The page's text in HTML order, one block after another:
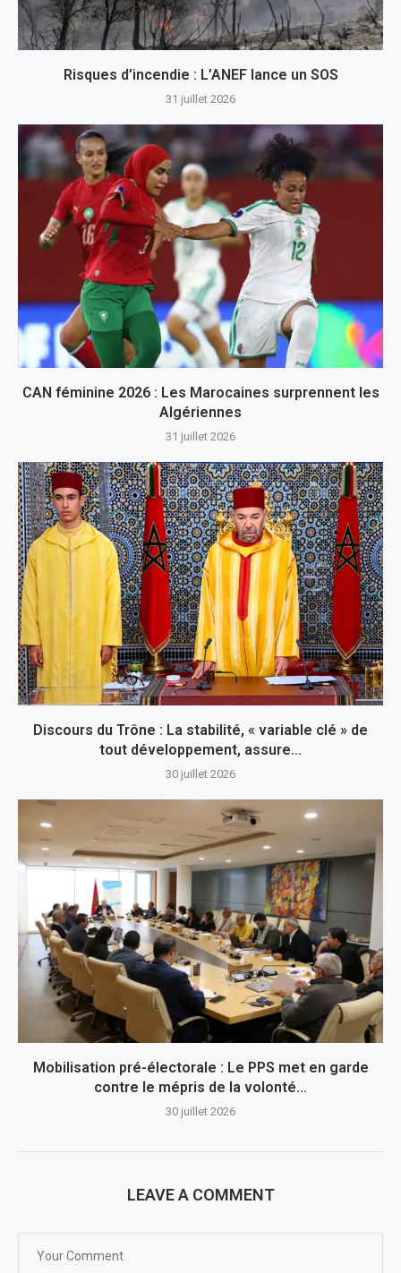
Risques d’incendie : L’ANEF lance un SOS
31 juillet 2026
CAN féminine 2026 : Les Marocaines surprennent les
Algériennes
31 juillet 2026
Discours du Trône : La stabilité, « variable clé » de
tout développement, assure...
30 juillet 2026
Mobilisation pré-électorale : Le PPS met en garde
contre le mépris de la volonté...
30 juillet 2026
LEAVE A COMMENT